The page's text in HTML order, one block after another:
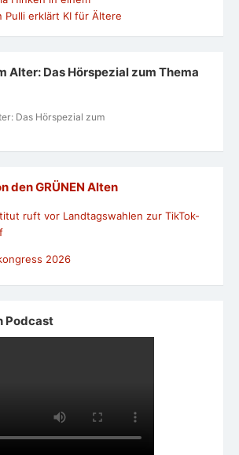
Alter: Das Hörspezial zum Thema
Das Hörspezial zum
den GRÜNEN Alten
ruft vor Landtagswahlen zur TikTok-
2026
Podcast